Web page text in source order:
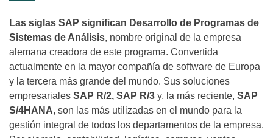
Las siglas SAP significan Desarrollo de Programas de
Sistemas de Análisis, nombre original de la empresa
alemana creadora de este programa. Convertida
actualmente en la mayor compañía de software de Europa
y la tercera más grande del mundo. Sus soluciones
empresariales SAP R/2, SAP R/3 y, la más reciente, SAP
S/4HANA, son las más utilizadas en el mundo para la
gestión integral de todos los departamentos de la empresa.